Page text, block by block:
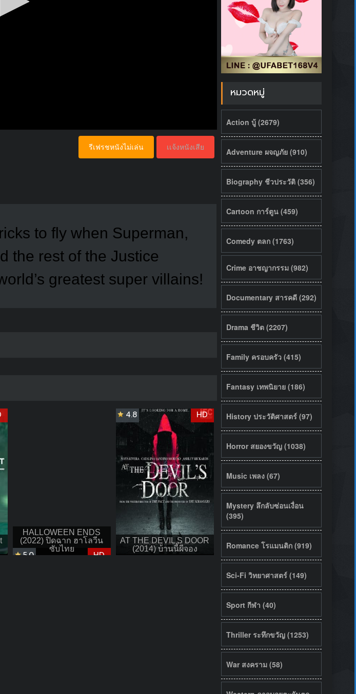
เเจ้งหนังเสีย
รีเฟรชหนังไม่เล่น
to fly when Superman,
the rest of the Justice
greatest super villains!
HALLOWEEN ENDS
(2022) ปิดฉาก ฮาโลวีน
ซับไทย
5.0 HD
AT THE DEVIL S DOOR
(2014) บ้านนี้ผีจอง
4.8 HD
หมวดหมู่
Action บู้ (2679)
Adventure ผจญภัย (910)
Biography ชีวประวัติ (356)
Cartoon การ์ตูน (459)
Comedy ตลก (1763)
Crime อาชญากรรม (982)
Documentary สารคดี (292)
Drama ชีวิต (2207)
Family ครอบครัว (415)
Fantasy เทพนิยาย (186)
History ประวัติศาสตร์ (97)
Horror สยองขวัญ (1038)
Music เพลง (67)
Mystery ลึกลับซ่อนเงื่อน
(395)
Romance โรแมนติก (919)
Sci-Fi วิทยาศาสตร์ (149)
Sport กีฬา (40)
Thriller ระทึกขวัญ (1253)
War สงคราม (58)